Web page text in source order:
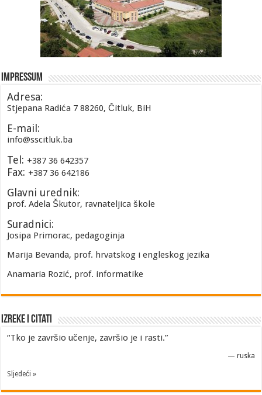
Impressum
Adresa:
Stjepana Radića 7 88260, Čitluk, BiH
E-mail:
info@sscitluk.ba
Tel: +387 36 642357
Fax: +387 36 642186
Glavni urednik:
prof. Adela Škutor, ravnateljica škole
Suradnici:
Josipa Primorac, pedagoginja
Marija Bevanda, prof. hrvatskog i engleskog jezika
Anamaria Rozić, prof. informatike
Izreke i Citati
“Tko je završio učenje, završio je i rasti.”
— ruska
Sljedeći »